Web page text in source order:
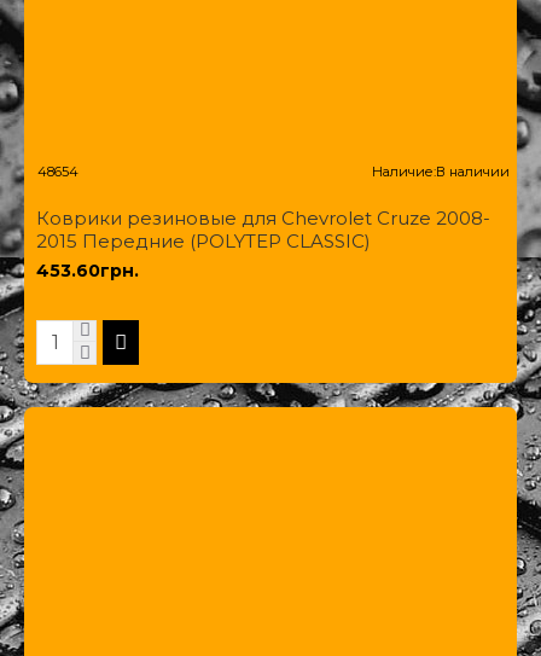
48654 Наличие:В наличии
Коврики резиновые для Chevrolet Cruze 2008-
2015 Передние (POLYTEP CLASSIC)
453.60грн.